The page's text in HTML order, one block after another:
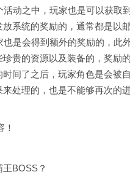
动之中，玩家也是可以获
系统的奖励的，通常都是以
也是会得到额外的奖励的，
贵的资源以及装备的，奖励
间了之后，玩家角色是会被
处理的，也是不能够再次的
！
BOSS？